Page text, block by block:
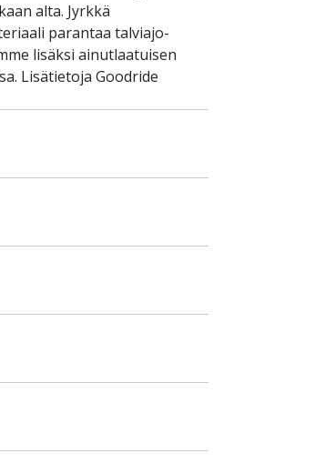
alta. Jyrkkä
parantaa talviajo-
lisäksi ainutlaatuisen
Lisätietoja Goodride